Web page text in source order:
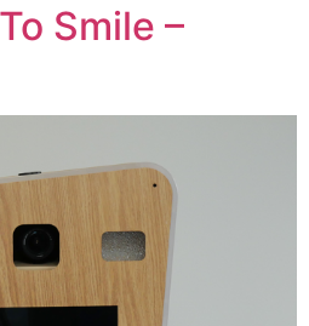
Smile –